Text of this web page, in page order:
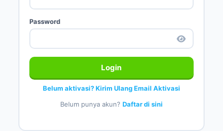
Password
Login
Belum aktivasi? Kirim Ulang Email Aktivasi
Belum punya akun? Daftar di sini